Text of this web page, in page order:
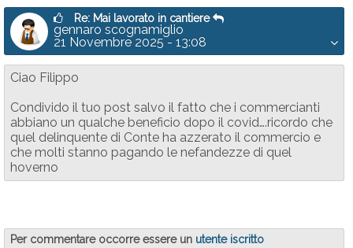
Re: Mai lavorato in cantiere
gennaro scognamiglio
21 Novembre 2025 - 13:08
Ciao Filippo
Condivido il tuo post salvo il fatto che i commercianti
abbiano un qualche beneficio dopo il covid….ricordo che
quel delinquente di Conte ha azzerato il commercio e
che molti stanno pagando le nefandezze di quel
hoverno
Per commentare occorre essere un utente iscritto